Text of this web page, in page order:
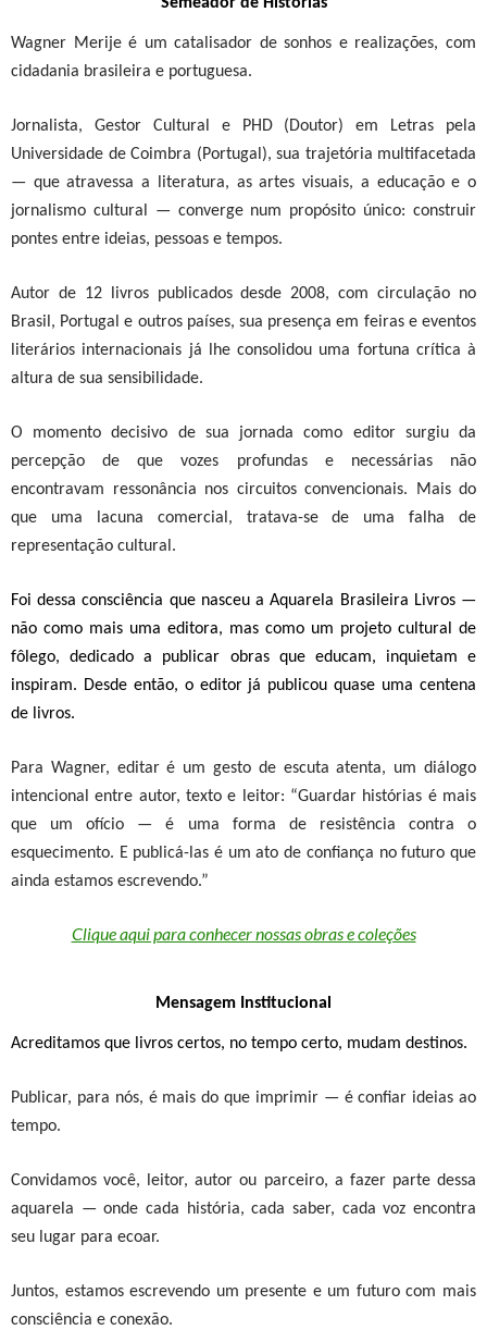
Wagner Merije é um catalisador de sonhos e realizações, com
cidadania brasileira e portuguesa.
Jornalista, Gestor Cultural e PHD (Doutor) em Letras pela
Universidade de Coimbra (Portugal), sua trajetória multifacetada
— que atravessa a literatura, as artes visuais, a educação e o
jornalismo cultural — converge num propósito único: construir
pontes entre ideias, pessoas e tempos.
Autor de 12 livros publicados desde 2008, com circulação no
Brasil, Portugal e outros países, sua presença em feiras e eventos
literários internacionais já lhe consolidou uma fortuna crítica à
altura de sua sensibilidade.
O momento decisivo de sua jornada como editor surgiu da
percepção de que vozes profundas e necessárias não
encontravam ressonância nos circuitos convencionais. Mais do
que uma lacuna comercial, tratava-se de uma falha de
representação cultural.
Foi dessa consciência que nasceu aAquarela Brasileira Livros—
não como mais uma editora, mas como um projeto cultural de
fôlego, dedicado a publicar obras que educam, inquietam e
inspiram. Desde então, o editor já publicou quase uma centena
de livros.
Para Wagner, editar é um gesto de escuta atenta, um diálogo
intencional entre autor, texto e leitor: “Guardar histórias é mais
que um ofício — é uma forma de resistência contra o
esquecimento. E publicá-las é um ato de confiança no futuro que
ainda estamos escrevendo.”
Clique aqui para conhecer nossas obras e coleções
Mensagem Institucional
Acreditamos que livros certos, no tempo certo, mudam destinos.
Publicar, para nós, é mais do que imprimir — é confiar ideias ao
tempo.
Convidamos você, leitor, autor ou parceiro, a fazer parte dessa
aquarela — onde cada história, cada saber, cada voz encontra
seu lugar para ecoar.
Juntos, estamos escrevendo um presente e um futuro com mais
consciência e conexão.